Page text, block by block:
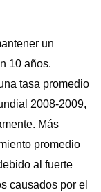
un
10 años.
tasa promedio
2008-2009,
Más
promedio
al fuerte
causados por el